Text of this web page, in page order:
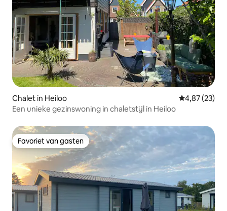
Chalet in Heiloo Gemiddelde
4,87 (23)
Een unieke gezinswoning in chaletstijl in Heiloo
Favoriet van gasten
Favoriet van gasten